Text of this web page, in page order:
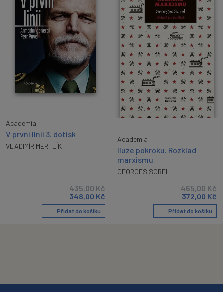
Academia
V první linii 3. dotisk
VLADIMÍR MERTLÍK
435,00Kč
348,00 Kč
Přidat do košíku
Academia
Iluze pokroku. Rozklad
marxismu
GEORGES SOREL
465,00Kč
372,00 Kč
Přidat do košíku